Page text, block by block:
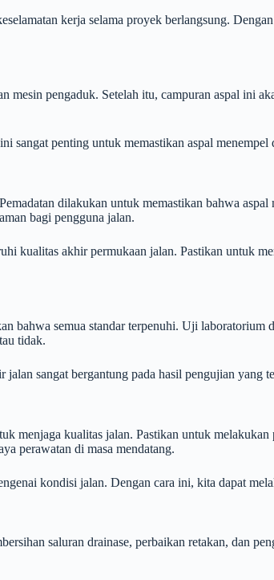
kerja selama proyek berlangsung.
pengaduk. Setelah itu, campuran aspal ini
sangat penting untuk memastikan aspal
dilakukan untuk memastikan bahwa
bagi pengguna jalan.
kualitas akhir permukaan jalan. Pastikan untuk
bahwa semua standar terpenuhi. Uji
tidak.
sangat bergantung pada hasil pengujian yang
menjaga kualitas jalan. Pastikan untuk
perawatan di masa mendatang.
kondisi jalan. Dengan cara ini, kita dapat
saluran drainase, perbaikan retakan, dan